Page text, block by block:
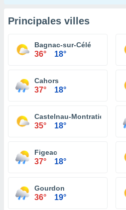
Principales villes
Bagnac-sur-Célé
36° 18°
Cahors
37° 18°
Castelnau-Montratier
35° 18°
Figeac
37° 18°
Gourdon
36° 19°